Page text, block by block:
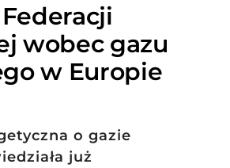
wobec gazu
w Europie
o gazie
już